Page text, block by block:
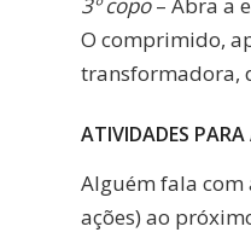
3º copo– Abra a
O comprimido,
transformadora,
ATIVIDADES
Alguém fala com
ações) ao